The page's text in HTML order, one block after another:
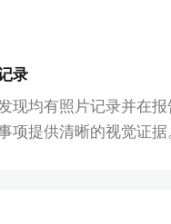
录
现均有照片记录并在
项提供清晰的视觉证据